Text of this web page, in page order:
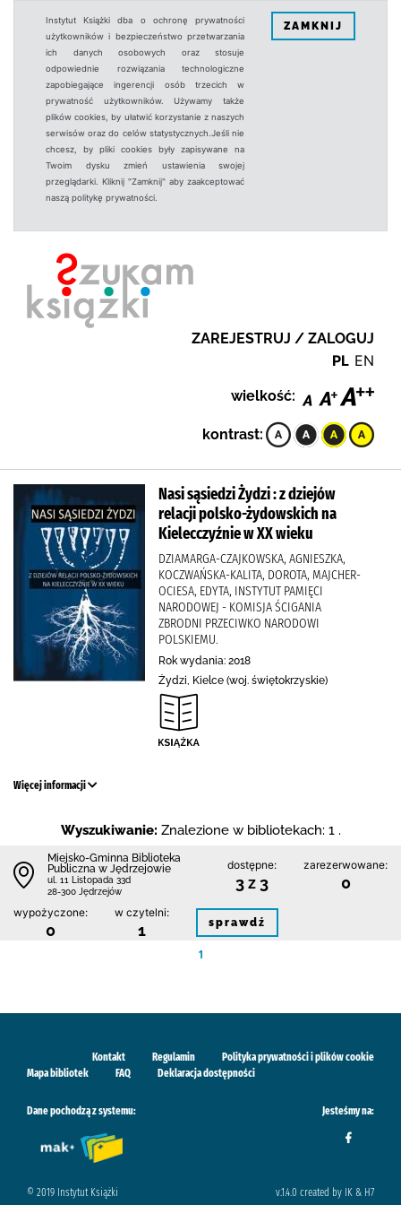
Instytut Książki dba o ochronę prywatności
użytkowników i bezpieczeństwo przetwarzania
ich danych osobowych oraz stosuje
odpowiednie rozwiązania technologiczne
zapobiegające ingerencji osób trzecich w
prywatność użytkowników. Używamy także
plików cookies, by ułatwić korzystanie z naszych
serwisów oraz do celów statystycznych.Jeśli nie
chcesz, by pliki cookies były zapisywane na
Twoim dysku zmień ustawienia swojej
przeglądarki. Kliknij "Zamknij" aby zaakceptować
naszą politykę prywatności.
ZAMKNIJ
ZAREJESTRUJ / ZALOGUJ
PL EN
wielkość:
kontrast:
Nasi sąsiedzi Żydzi : z dziejów
relacji polsko-żydowskich na
Kielecczyźnie w XX wieku
DZIAMARGA-CZAJKOWSKA, AGNIESZKA,
KOCZWAŃSKA-KALITA, DOROTA, MAJCHER-
OCIESA, EDYTA, INSTYTUT PAMIĘCI
NARODOWEJ - KOMISJA ŚCIGANIA
ZBRODNI PRZECIWKO NARODOWI
POLSKIEMU.
Rok wydania: 2018
Żydzi, Kielce (woj. świętokrzyskie)
Więcej informacji
Wyszukiwanie: Znalezione w bibliotekach: 1 .
Miejsko-Gminna Biblioteka
Publiczna w Jędrzejowie
ul. 11 Listopada 33d
28-300 Jędrzejów
dostępne:
3 z 3
zarezerwowane:
0
wypożyczone:
0
w czytelni:
1 sprawdź
1
Kontakt Regulamin
Polityka prywatności i plików cookie
Mapa bibliotek
FAQ Deklaracja dostępności
Dane pochodzą z systemu: Jesteśmy na:
© 2019 Instytut Książki v.1.4.0 created by IK & H7